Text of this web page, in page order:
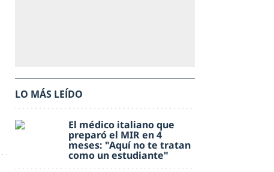
LO MÁS LEÍDO
El médico italiano que
preparó el MIR en 4
meses: "Aquí no te tratan
como un estudiante"